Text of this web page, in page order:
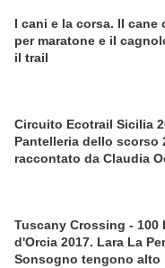
I cani e la corsa. Il cane
per maratone e il
il trail
Circuito Ecotrail Sicilia
Pantelleria dello scorso
raccontato da Claudia
Tuscany Crossing - 100
d'Orcia 2017. Lara La
Sonsogno tengono alto